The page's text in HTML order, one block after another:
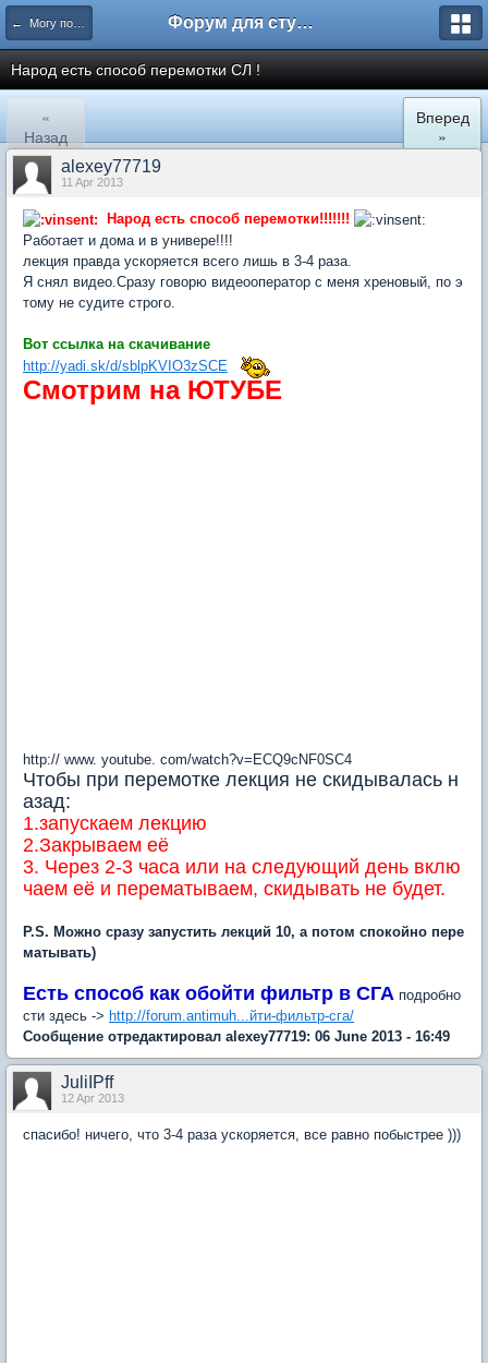
← Могу помочь Форум для студента СГА
Народ есть способ перемотки СЛ !
«
Назад
Вперед
»
alexey77719
11 Apr 2013
Народ есть способ перемотки!!!!!!!
Работает и дома и в универе!!!!
лекция правда ускоряется всего лишь в 3-4 раза.
Я снял видео.Сразу говорю видеооператор с меня хреновый, по э
тому не судите строго.
Вот ссылка на скачивание
http://yadi.sk/d/sblpKVIO3zSCE
Смотрим на ЮТУБЕ
http:// www. youtube. com/watch?v=ECQ9cNF0SC4
Чтобы при перемотке лекция не скидывалась н
азад:
1.запускаем лекцию
2.Закрываем её
3. Через 2-3 часа или на следующий день вклю
чаем её и перематываем, скидывать не будет.
P.S. Можно сразу запустить лекций 10, а потом спокойно пере
матывать)
Есть способ как обойти фильтр в СГА подробно
сти здесь -> http://forum.antimuh...йти-фильтр-сга/
Сообщение отредактировал alexey77719: 06 June 2013 - 16:49
JuliIPff
12 Apr 2013
спасибо! ничего, что 3-4 раза ускоряется, все равно побыстрее )))